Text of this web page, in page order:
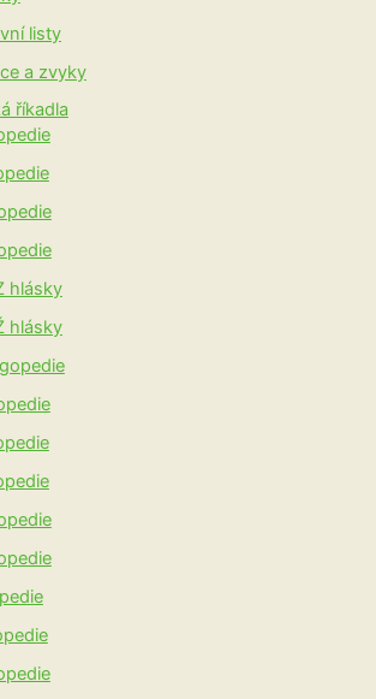
listy
a zvyky
říkadla
hlásky
hlásky